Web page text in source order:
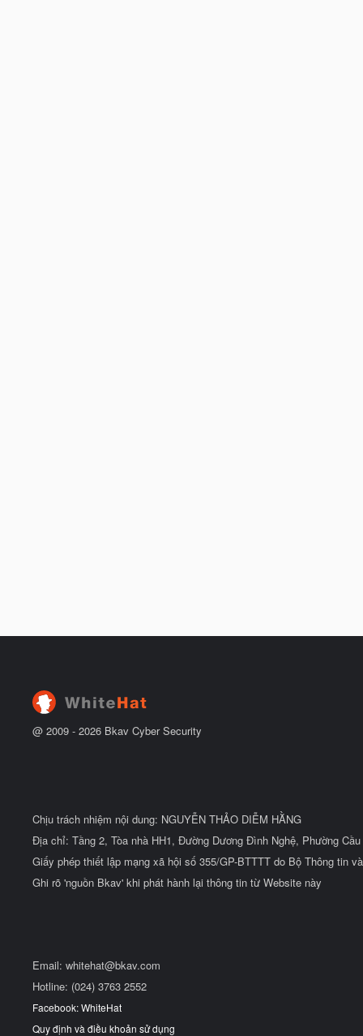
@ 2009 - 2026 Bkav Cyber Security
Chịu trách nhiệm nội dung: NGUYỄN THẢO DIỄM HẰNG
Địa chỉ: Tầng 2, Tòa nhà HH1, Đường Dương Đình Nghệ, Phường
Giấy phép thiết lập mạng xã hội số 355/GP-BTTTT do Bộ Thông tin
Ghi rõ 'nguồn Bkav' khi phát hành lại thông tin từ Website này
Email: whitehat@bkav.com
Hotline: (024) 3763 2552
Facebook: WhiteHat
Quy định và điều khoản sử dụng